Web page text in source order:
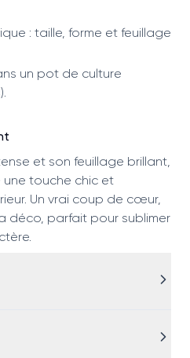
: taille, forme et feuillage
un pot de culture
et son feuillage brillant,
une touche chic et
Un vrai coup de cœur,
déco, parfait pour sublimer